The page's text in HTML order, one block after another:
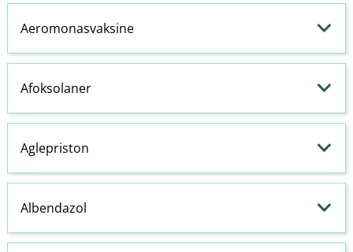
Aeromonasvaksine
Afoksolaner
Aglepriston
Albendazol